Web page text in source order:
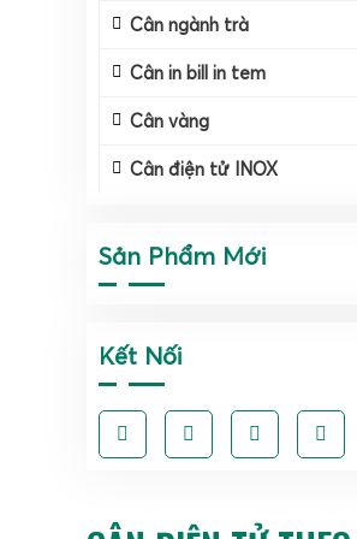
Cân ngành trà
Cân in bill in tem
Cân vàng
Cân điện tử INOX
Sản Phẩm Mới
Kết Nối